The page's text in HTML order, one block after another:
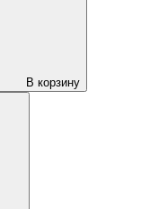
В корзину